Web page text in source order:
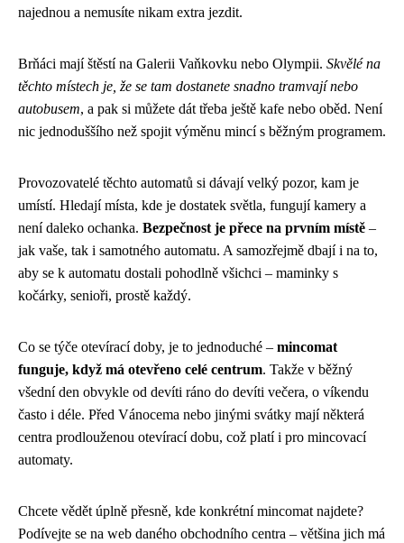
najednou a nemusíte nikam extra jezdit.
Brňáci mají štěstí na Galerii Vaňkovku nebo Olympii. Skvělé na
těchto místech je, že se tam dostanete snadno tramvají nebo
autobusem, a pak si můžete dát třeba ještě kafe nebo oběd. Není
nic jednoduššího než spojit výměnu mincí s běžným programem.
Provozovatelé těchto automatů si dávají velký pozor, kam je
umístí. Hledají místa, kde je dostatek světla, fungují kamery a
není daleko ochanka. Bezpečnost je přece na prvním místě –
jak vaše, tak i samotného automatu. A samozřejmě dbají i na to,
aby se k automatu dostali pohodlně všichci – maminky s
kočárky, senioři, prostě každý.
Co se týče otevírací doby, je to jednoduché – mincomat
funguje, když má otevřeno celé centrum. Takže v běžný
všední den obvykle od devíti ráno do devíti večera, o víkendu
často i déle. Před Vánocema nebo jinými svátky mají některá
centra prodlouženou otevírací dobu, což platí i pro mincovací
automaty.
Chcete vědět úplně přesně, kde konkrétní mincomat najdete?
Podívejte se na web daného obchodního centra – většina jich má